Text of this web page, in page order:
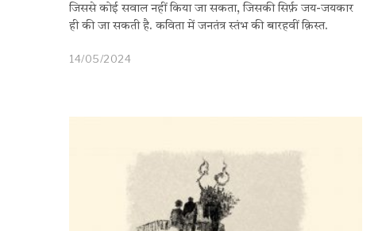
जिससे कोई सवाल नहीं किया जा सकता, जिसकी सिर्फ़ जय-जयकार
ही की जा सकती है. कविता में जनतंत्र स्तंभ की बारहवीं क़िस्त.
14/05/2024